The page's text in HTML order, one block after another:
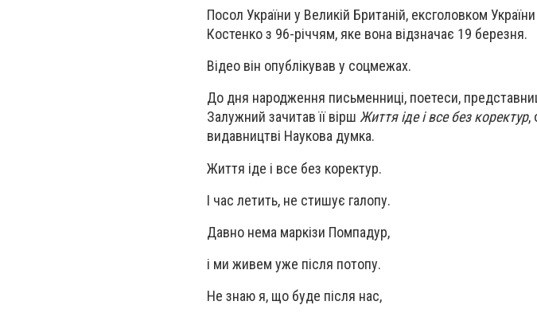
Посол України у Великій Британій, ексголовком
Костенко з 96-річчям, яке вона відзначає 19 березня.
Відео він опублікував у соцмежах.
До дня народження письменниці, поетеси,
Залужний зачитав її вірш Життя іде і все без коректур,
видавництві Наукова думка.
Життя іде і все без коректур.
І час летить, не стишує галопу.
Давно нема маркізи Помпадур,
і ми живем уже після потопу.
Не знаю я, що буде після нас,